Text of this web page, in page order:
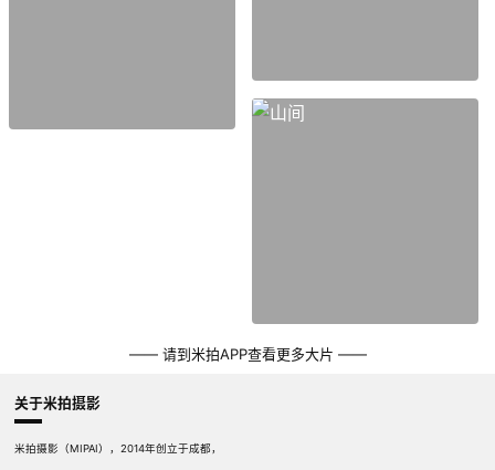
—— 请到米拍APP查看更多大片 ——
关于米拍摄影
米拍摄影（MIPAI），2014年创立于成都，